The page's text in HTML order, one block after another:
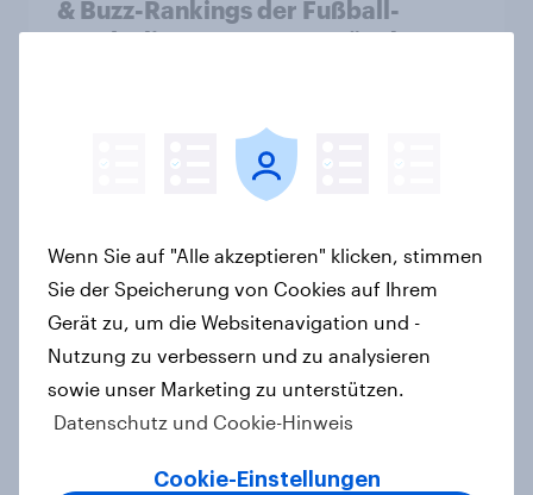
& Buzz-Rankings der Fußball-
Bundesliga: FC Bayern München
Verbraucher 2026
Report
Körperpflege in Österreich:
Weniger Käufer, aber höhere
Wenn Sie auf "Alle akzeptieren" klicken, stimmen
Sie der Speicherung von Cookies auf Ihrem
Gerät zu, um die Websitenavigation und -
Nutzung zu verbessern und zu analysieren
sowie unser Marketing zu unterstützen.
Datenschutz und Cookie-Hinweis
Cookie-Einstellungen